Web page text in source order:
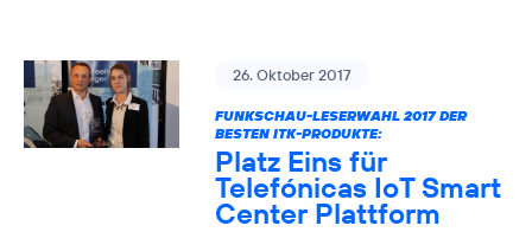
26. Oktober 2017
FUNKSCHAU-LESERWAHL 2017 DER
BESTEN ITK-PRODUKTE:
Platz Eins für
Telefónicas IoT Smart
Center Plattform